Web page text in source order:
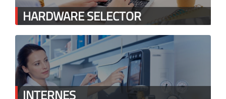
HARDWARE SELECTOR
INTERNES